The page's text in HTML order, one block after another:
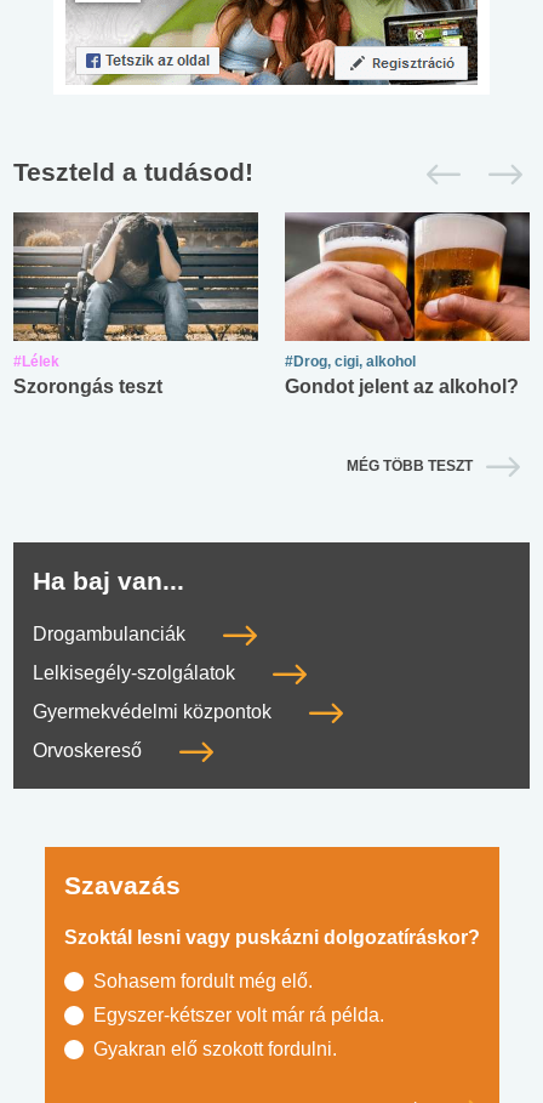
Teszteld a tudásod!
#Lélek
Szorongás teszt
#Drog, cigi, alkohol
Gondot jelent az alkohol?
MÉG TÖBB TESZT
Ha baj van...
Drogambulanciák
Lelkisegély-szolgálatok
Gyermekvédelmi központok
Orvoskereső
Szavazás
Szoktál lesni vagy puskázni dolgozatíráskor?
Sohasem fordult még elő.
Egyszer-kétszer volt már rá példa.
Gyakran elő szokott fordulni.